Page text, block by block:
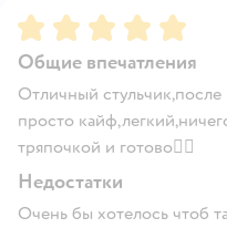
Рейтинг:5
Общие впечатления
Отличный стульчик,после
просто
тряпочкой и готово👍🏽
Недостатки
Очень бы хотелось чтоб